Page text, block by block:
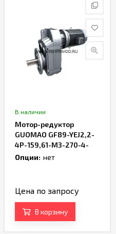
В наличии
Мотор-редуктор
GUOMAO GF89-YEJ2,2-
4P-159,61-M3-270-4-
IEC
Опции: нет
Цена по запросу
В корзину